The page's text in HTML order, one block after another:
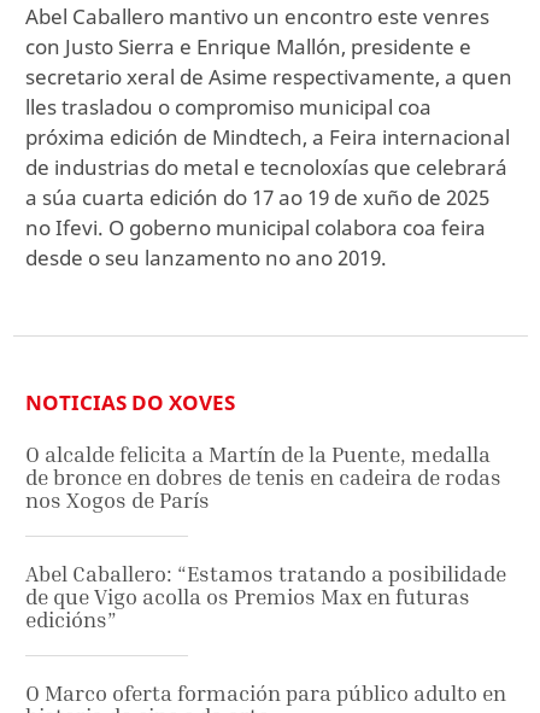
Abel Caballero mantivo un encontro este venres
con Justo Sierra e Enrique Mallón, presidente e
secretario xeral de Asime respectivamente, a quen
lles trasladou o compromiso municipal coa
próxima edición de Mindtech, a Feira internacional
de industrias do metal e tecnoloxías que celebrará
a súa cuarta edición do 17 ao 19 de xuño de 2025
no Ifevi. O goberno municipal colabora coa feira
desde o seu lanzamento no ano 2019.
NOTICIAS DO XOVES
O alcalde felicita a Martín de la Puente, medalla
de bronce en dobres de tenis en cadeira de rodas
nos Xogos de París
Abel Caballero: “Estamos tratando a posibilidade
de que Vigo acolla os Premios Max en futuras
edicións”
O Marco oferta formación para público adulto en